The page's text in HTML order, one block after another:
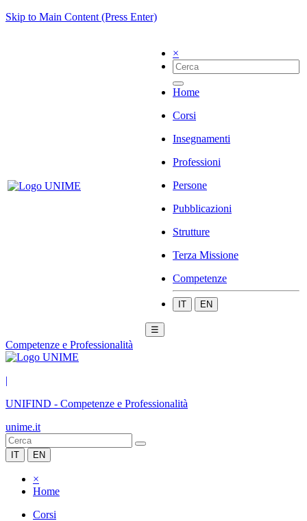
Skip to Main Content (Press Enter)
×
Home
Corsi
Insegnamenti
Professioni
Persone
Pubblicazioni
Strutture
Terza Missione
Competenze
IT EN
☰
Competenze e Professionalità
|
UNIFIND - Competenze e Professionalità
unime.it
IT EN
×
Home
Corsi